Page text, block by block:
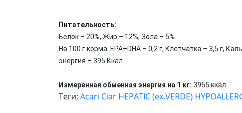
Питательность:
Белок – 20%, Жир – 12%, Зола – 5%
На 100 г корма: EPA+DHA – 0,2 г, Клетчатка – 3,5 г,
энергия – 395 Ккал
Измеренная обменная энергия на 1 кг: 3955 ккал
Теги: Acari Ciar HEPATIC (ex.VERDE)